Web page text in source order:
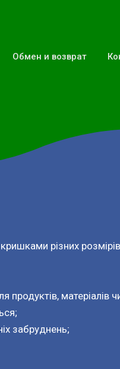
Обмен и возврат
різних
продуктів, матеріалів
забруднень;